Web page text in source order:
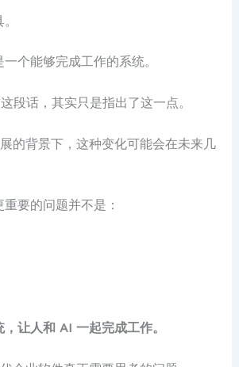
个能够完成工作的系统。
段话，其实只是指出了这一点。
的背景下，这种变化可能会在未来几
要的问题并不是：
让人和 AI 一起完成工作。